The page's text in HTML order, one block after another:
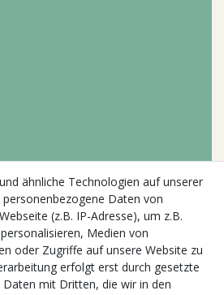
ähnliche Technologien auf unserer
Daten von
(z.B. IP-Adresse), um z.B.
Medien von
oder Zugriffe auf unsere Website zu
erfolgt erst durch gesetzte
Daten mit Dritten, die wir in den